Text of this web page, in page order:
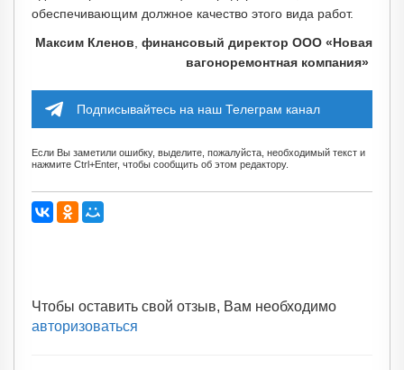
обеспечивающим должное качество этого вида работ.
Максим Кленов финансовый директор ООО «Новая
вагоноремонтная компания»
Подписывайтесь на наш Телеграм канал
Если Вы заметили ошибку, выделите, пожалуйста, необходимый текст и
нажмите Ctrl+Enter, чтобы сообщить об этом редактору.
Чтобы оставить свой отзыв, Вам необходимо
авторизоваться